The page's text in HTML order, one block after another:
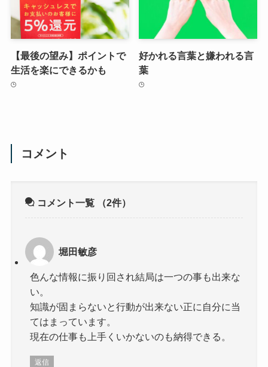
【最後の望み】ポイントで
生活を楽にできるかも
好かれる言葉と嫌われる言
葉
コメント
コメント一覧 （2件）
堀田敏彦
色んな情報に振り回され結局は一つの事も出来な
い。
知識が固まらないと行動が出来ない正に自分に当
てはまっています。
現在の仕事も上手くいかないのも納得できる。
返信